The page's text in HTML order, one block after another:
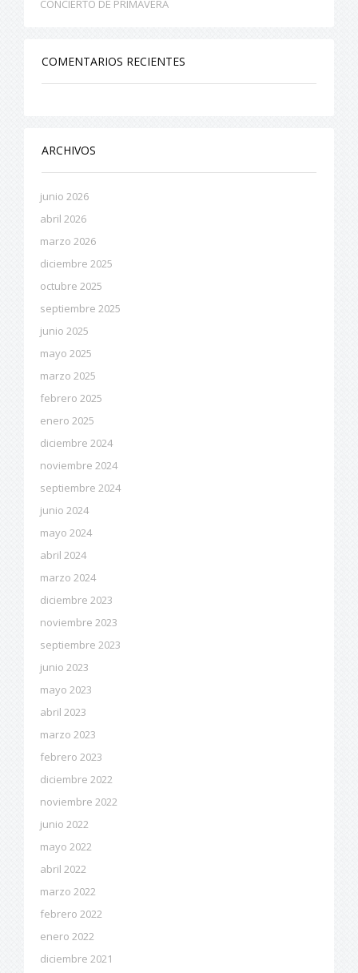
CONCIERTO DE PRIMAVERA
COMENTARIOS RECIENTES
ARCHIVOS
junio 2026
abril 2026
marzo 2026
diciembre 2025
octubre 2025
septiembre 2025
junio 2025
mayo 2025
marzo 2025
febrero 2025
enero 2025
diciembre 2024
noviembre 2024
septiembre 2024
junio 2024
mayo 2024
abril 2024
marzo 2024
diciembre 2023
noviembre 2023
septiembre 2023
junio 2023
mayo 2023
abril 2023
marzo 2023
febrero 2023
diciembre 2022
noviembre 2022
junio 2022
mayo 2022
abril 2022
marzo 2022
febrero 2022
enero 2022
diciembre 2021